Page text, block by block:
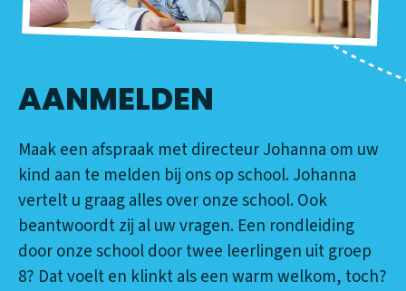
AANMELDEN
Maak een afspraak met directeur Johanna om uw
kind aan te melden bij ons op school. Johanna
vertelt u graag alles over onze school. Ook
beantwoordt zij al uw vragen. Een rondleiding
door onze school door twee leerlingen uit groep
8? Dat voelt en klinkt als een warm welkom, toch?